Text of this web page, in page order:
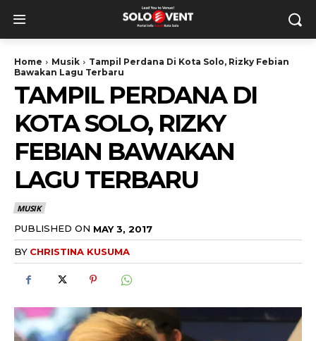
Home Musik
Tampil Perdana Di Kota Solo, Rizky Febian
Bawakan Lagu Terbaru
TAMPIL PERDANA DI
KOTA SOLO, RIZKY
FEBIAN BAWAKAN
LAGU TERBARU
MUSIK
PUBLISHED ON MAY 3, 2017
BY CHRISTINA KUSUMA